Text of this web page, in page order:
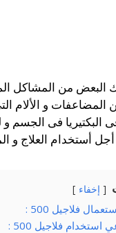
البعض من المشاكل
المضاعفات و الألام
فى البكتيريا فى
أستخدام العلاج
إخفاء
فلاجيل 500 :
استخدام فلاجيل 500 :